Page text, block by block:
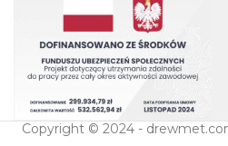
Copyright © 2024 -